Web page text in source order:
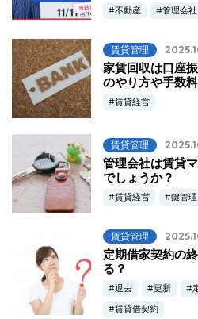
不動産 管理会社
賃貸管理
家賃回収は口座
のやり方や手数
賃貸経営
賃貸管理
管理会社は賃貸
でしょうか？
賃貸経営 鍵管理
賃貸管理
定期借家契約の
る？
退去 更新
賃貸借契約